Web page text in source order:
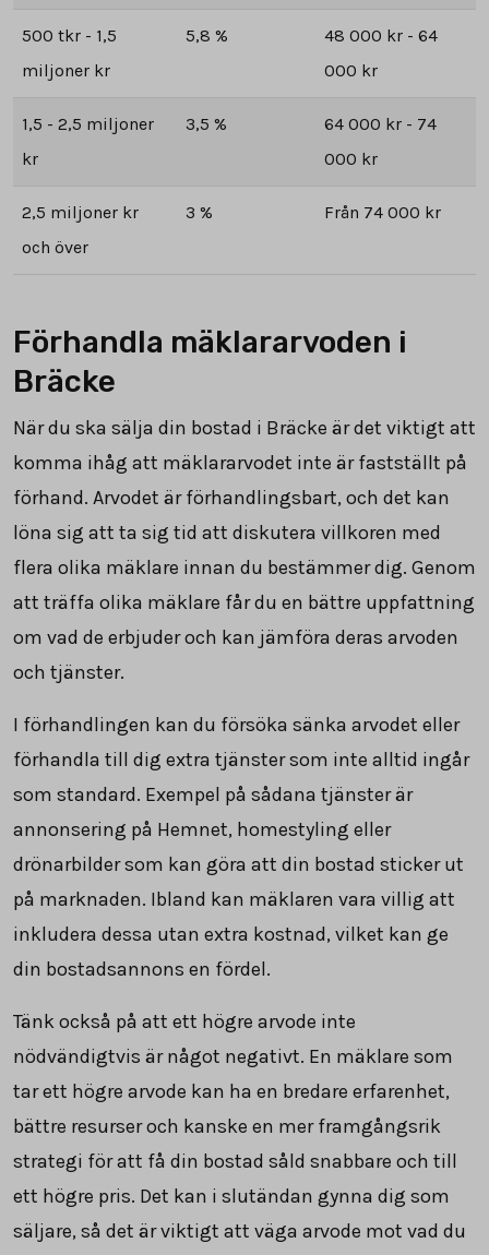
500 tkr - 1,5
miljoner kr
5,8 %
48 000 kr - 64
000 kr
1,5 - 2,5 miljoner
kr
3,5 %
64 000 kr - 74
000 kr
2,5 miljoner kr
och över
3 % Från 74 000 kr
Förhandla mäklararvoden i
Bräcke
När du ska sälja din bostad i Bräcke är det viktigt att
komma ihåg att mäklararvodet inte är fastställt på
förhand. Arvodet är förhandlingsbart, och det kan
löna sig att ta sig tid att diskutera villkoren med
flera olika mäklare innan du bestämmer dig. Genom
att träffa olika mäklare får du en bättre uppfattning
om vad de erbjuder och kan jämföra deras arvoden
och tjänster.
I förhandlingen kan du försöka sänka arvodet eller
förhandla till dig extra tjänster som inte alltid ingår
som standard. Exempel på sådana tjänster är
annonsering på Hemnet, homestyling eller
drönarbilder som kan göra att din bostad sticker ut
på marknaden. Ibland kan mäklaren vara villig att
inkludera dessa utan extra kostnad, vilket kan ge
din bostadsannons en fördel.
Tänk också på att ett högre arvode inte
nödvändigtvis är något negativt. En mäklare som
tar ett högre arvode kan ha en bredare erfarenhet,
bättre resurser och kanske en mer framgångsrik
strategi för att få din bostad såld snabbare och till
ett högre pris. Det kan i slutändan gynna dig som
säljare, så det är viktigt att väga arvode mot vad du